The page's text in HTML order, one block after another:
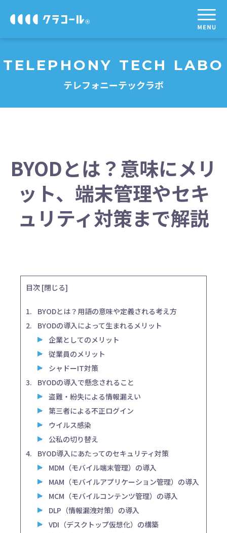
TELEPHONY TECH LABO
テレフォニーテックラボ
BYODとは？意味にメリ
ット、端末管理やセキ
ュリティ対策まで解説
目次 [閉じる]
BYODとは？用語の意味や定義される考え方
BYODの導入によって生まれるメリット
企業としてのメリット
従業員のメリット
シャドーIT対策
BYODの導入で懸念されること
盗難・紛失による情報漏えい
第三者による不正ログイン
ウイルス感染
公私の切り替え
BYOD導入にあたってのセキュリティ対策
MDM（モバイル端末管理）の導入
MAM（モバイルアプリケーション管理）の導入
MCM（モバイルコンテンツ管理）の導入
DLP（情報漏洩対策）の導入
VDI（デスクトップ仮想化）の構築